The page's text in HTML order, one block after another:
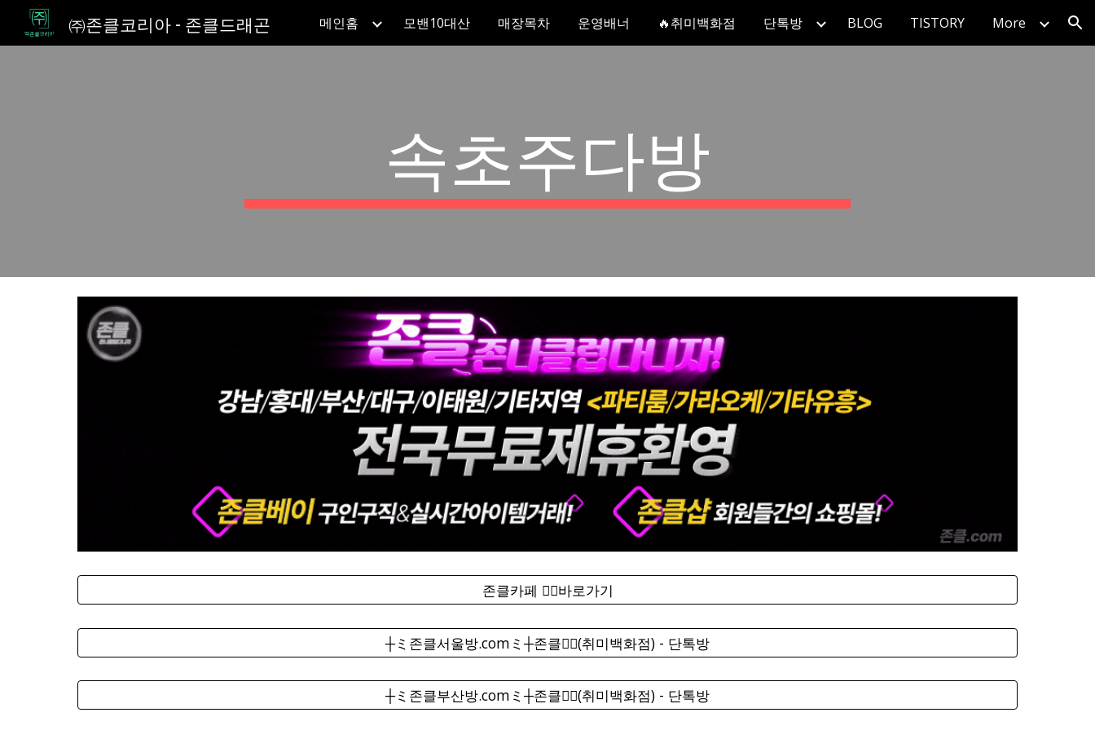
Skip to main content Skip to navigation
㈜존클코리아 - 존클드래곤 메인홈 모밴10대산 매장목차 운영배너 🔥취미백화점 단톡방 BLOG TISTORY More
속초주다방
존클카페 ❤️‍🔥바로가기
┼ミ존클서울방.comミ┼존클❤️‍🔥(취미백화점) - 단톡방
┼ミ존클부산방.comミ┼존클❤️‍🔥(취미백화점) - 단톡방